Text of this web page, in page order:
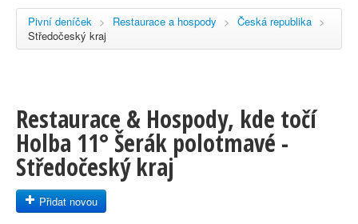
Pivní deníček > Restaurace a hospody > Česká republika >
Středočeský kraj
Restaurace & Hospody, kde točí
Holba 11° Šerák polotmavé -
Středočeský kraj
Přidat novou